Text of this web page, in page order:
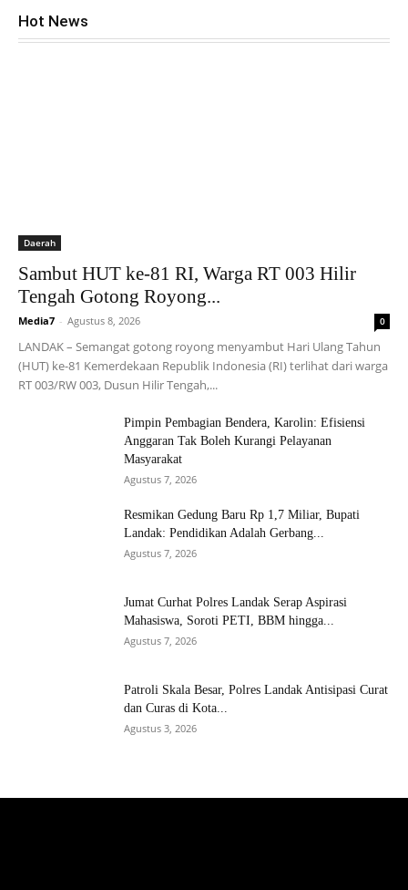
Hot News
Daerah
Sambut HUT ke-81 RI, Warga RT 003 Hilir
Tengah Gotong Royong...
Media7 - Agustus 8, 2026 0
LANDAK – Semangat gotong royong menyambut Hari Ulang Tahun
(HUT) ke-81 Kemerdekaan Republik Indonesia (RI) terlihat dari warga
RT 003/RW 003, Dusun Hilir Tengah,...
Pimpin Pembagian Bendera, Karolin: Efisiensi
Anggaran Tak Boleh Kurangi Pelayanan
Masyarakat
Agustus 7, 2026
Resmikan Gedung Baru Rp 1,7 Miliar, Bupati
Landak: Pendidikan Adalah Gerbang...
Agustus 7, 2026
Jumat Curhat Polres Landak Serap Aspirasi
Mahasiswa, Soroti PETI, BBM hingga...
Agustus 7, 2026
Patroli Skala Besar, Polres Landak Antisipasi Curat
dan Curas di Kota...
Agustus 3, 2026